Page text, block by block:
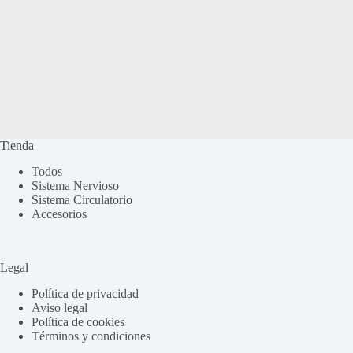
Tienda
Todos
Sistema Nervioso
Sistema Circulatorio
Accesorios
Legal
Política de privacidad
Aviso legal
Política de cookies
Términos y condiciones